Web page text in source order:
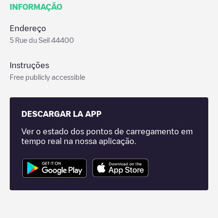
INFORMAÇÃO
Endereço
5 Rue du Seil 44400
Instruções
Free publicly accessible
DESCARGAR LA APP
Ver o estado dos pontos de carregamento em
tempo real na nossa aplicação.